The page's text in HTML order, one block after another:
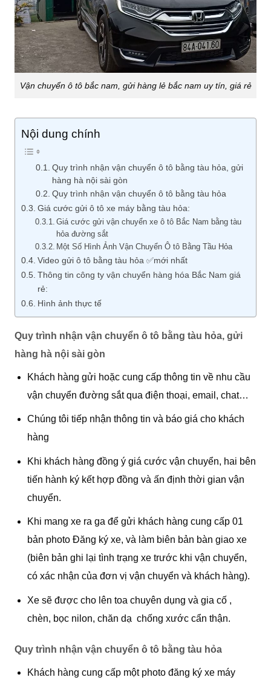
Vận chuyển ô tô bắc nam, gửi hàng lẻ bắc nam uy tín, giá rẻ
Nội dung chính
Quy trình nhận vận chuyển ô tô bằng tàu hỏa, gửi
hàng hà nội sài gòn
Quy trình nhận vận chuyển ô tô bằng tàu hỏa
Giá cước gửi ô tô xe máy bằng tàu hỏa:
Giá cước gửi vận chuyển xe ô tô Bắc Nam bằng tàu
hỏa đường sắt
Một Số Hình Ảnh Vận Chuyển Ô tô Bằng Tầu Hỏa
Video gửi ô tô bằng tàu hỏa ✅mới nhất
Thông tin công ty vận chuyển hàng hóa Bắc Nam giá
rẻ:
Hình ảnh thực tế
Quy trình nhận vận chuyển ô tô bằng tàu hỏa, gửi
hàng hà nội sài gòn
Khách hàng gửi hoặc cung cấp thông tin về nhu cầu
vận chuyển đường sắt qua điện thoại, email, chat…
Chúng tôi tiếp nhận thông tin và báo giá cho khách
hàng
Khi khách hàng đồng ý giá cước vận chuyển, hai bên
tiến hành ký kết hợp đồng và ấn định thời gian vận
chuyển.
Khi mang xe ra ga để gửi khách hàng cung cấp 01
bản photo Đăng ký xe, và làm biên bản bàn giao xe
(biên bản ghi lại tình trạng xe trước khi vận chuyển,
có xác nhận của đơn vị vận chuyển và khách hàng).
Xe sẽ được cho lên toa chuyên dụng và gia cố ,
chèn, bọc nilon, chăn dạ chống xước cẩn thận.
Quy trình nhận vận chuyển ô tô bằng tàu hỏa
Khách hàng cung cấp một photo đăng ký xe máy